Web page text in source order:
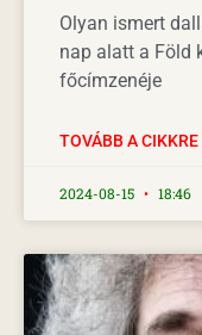
Olyan ismert
nap alatt a Föld
főcímzenéje
TOVÁBB A CIKKRE
2024-08-15 18:46